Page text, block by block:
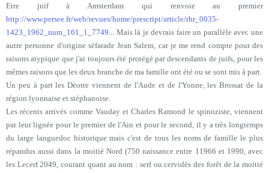
Etre juif à Amsterdam qui renvoie au premier
http://www.persee.fr/web/revues/home/prescript/article/rhr_0035-
1423_1962_num_161_1_7749 ... Mais là je devrais faire un parallèle avec une
autre personne d'origine séfarade Jean Salem, car je me rend compte pour des
raisons atypique que j'ai toujours été protégé par descendants de juifs, pour les
mêmes raisons que les deux branche de ma famille ont été ou se sont mis à part.
Un peu à part les Déotte viennent de l'Aude et de l'Yonne, les Brossat de la
région lyonnaise et stéphanoise.
Les récents arrivés comme Vauday et Charles Ramond le spinoziste, viennent
par leur lignée pour le premier de l'Ain et pour le second, il y a très longtemps
du large languedoc historique mais c'est de tous les noms de famille le plus
répandus aussi dans la moitié Nord (750 naissance entre 11966 et 1990, avec
les Lecerf 2049, courant quant au nom : serf ou cervidés des forêt de la moitié